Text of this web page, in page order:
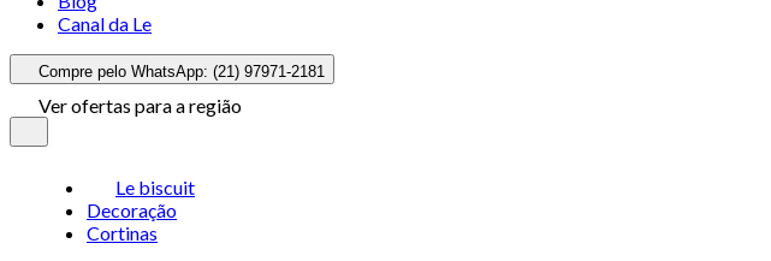
Canal da Le
Compre pelo WhatsApp: (21) 97971-2181
Ver ofertas para a região
Le biscuit
Decoração
Cortinas